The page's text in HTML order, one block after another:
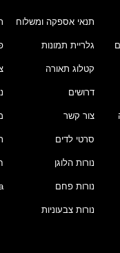
תנאי אספקה ומשלוח
גלריית תמונות
קטלוג תאורה
דרושים
צור קשר
סרטי לדים
נורות הלוגן
נורות פחם
נורות צבעוניות